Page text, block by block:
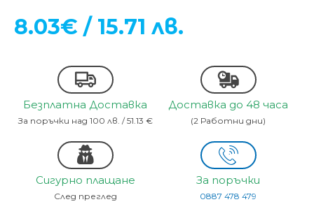
8.03€ / 15.71 лв.
Безплатна Доставка
За поръчки над 100 лв. / 51.13 €
Доставка до 48 часа
(2 Работни дни)
Сигурно плащане
След преглед
За поръчки
0887 478 479